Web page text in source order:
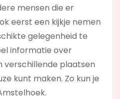
mensen die er
eerst een kijkje nemen
gelegenheid te
informatie over
verschillende plaatsen
kunt maken. Zo kun je